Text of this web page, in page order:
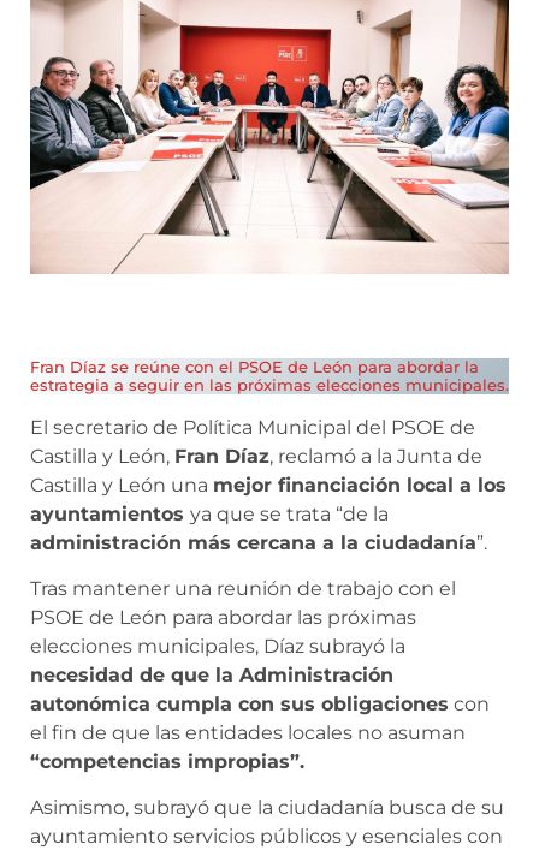
Fran Díaz se reúne con el PSOE de León para abordar la
estrategia a seguir en las próximas elecciones municipales.
El secretario de Política Municipal del PSOE de
Castilla y León, Fran Díaz, reclamó a la Junta de
Castilla y León una mejor financiación local a los
ayuntamientos ya que se trata “de la
administración más cercana a la ciudadanía”.
Tras mantener una reunión de trabajo con el
PSOE de León para abordar las próximas
elecciones municipales, Díaz subrayó la
necesidad de que la Administración
autonómica cumpla con sus obligaciones con
el fin de que las entidades locales no asuman
“competencias impropias”.
Asimismo, subrayó que la ciudadanía busca de su
ayuntamiento servicios públicos y esenciales con